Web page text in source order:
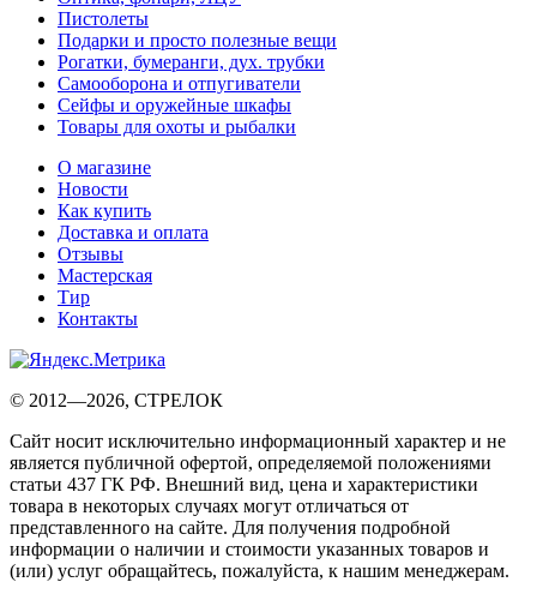
Пистолеты
Подарки и просто полезные вещи
Рогатки, бумеранги, дух. трубки
Самооборона и отпугиватели
Сейфы и оружейные шкафы
Товары для охоты и рыбалки
О магазине
Новости
Как купить
Доставка и оплата
Отзывы
Мастерская
Тир
Контакты
© 2012—2026, СТРЕЛОК
Сайт носит исключительно информационный характер и не
является публичной офертой, определяемой положениями
статьи 437 ГК РФ. Внешний вид, цена и характеристики
товара в некоторых случаях могут отличаться от
представленного на сайте. Для получения подробной
информации о наличии и стоимости указанных товаров и
(или) услуг обращайтесь, пожалуйста, к нашим менеджерам.